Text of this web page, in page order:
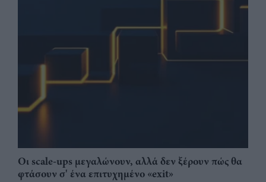
Οι scale-ups μεγαλώνουν, αλλά δεν ξέρουν πώς θα
φτάσουν σ' ένα επιτυχημένο «exit»